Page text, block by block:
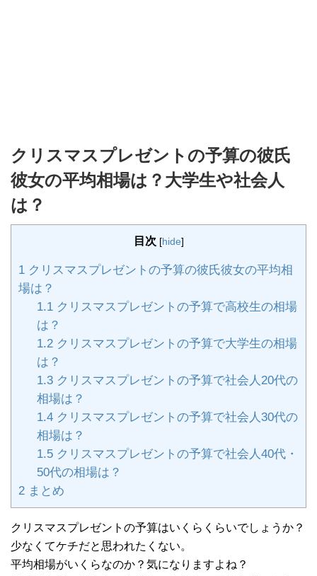
クリスマスプレゼントの予算の彼氏
彼女の平均相場は？大学生や社会人
は？
目次 [hide]
1 クリスマスプレゼントの予算の彼氏彼女の平均相
場は？
1.1クリスマスプレゼントの予算で高校生の相場
は？
1.2クリスマスプレゼントの予算で大学生の相場
は？
1.3クリスマスプレゼントの予算で社会人20代の
相場は？
1.4クリスマスプレゼントの予算で社会人30代の
相場は？
1.5クリスマスプレゼントの予算で社会人40代・
50代の相場は？
2 まとめ
クリスマスプレゼントの予算はいくらくらいでしょうか？
少なくてケチだと思われたくない。
平均相場がいくらなのか？気になりますよね？